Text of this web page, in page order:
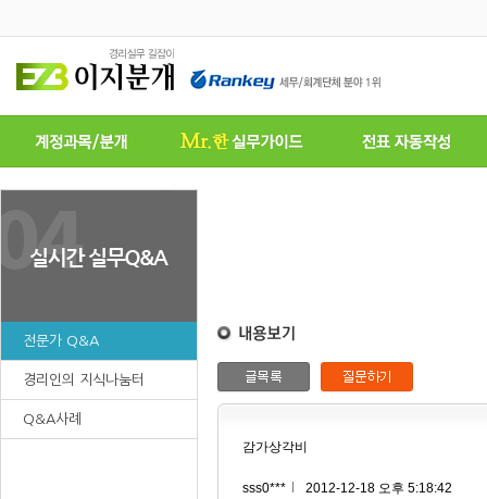
전문가 Q&A
경리인의 지식나눔터
Q&A사례
감가상각비
sss0*** 2012-12-18 오후 5:18:42